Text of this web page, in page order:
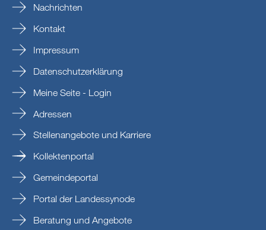
Nachrichten
Kontakt
Impressum
Datenschutzerklärung
Meine Seite - Login
Adressen
Stellenangebote und Karriere
Kollektenportal
Gemeindeportal
Portal der Landessynode
Beratung und Angebote